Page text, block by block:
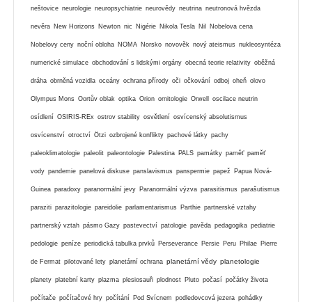
neštovice neurologie neuropsychiatrie neurovědy neutrina neutronová hvězda
nevěra New Horizons Newton nic Nigérie Nikola Tesla Nil Nobelova cena
Nobelovy ceny noční obloha NOMA Norsko novověk nový ateismus nukleosyntéza
numerické simulace obchodování s lidskými orgány obecná teorie relativity oběžná
dráha obrněná vozidla oceány ochrana přírody oči očkování odboj oheň olovo
Olympus Mons Oortův oblak optika Orion ornitologie Orwell oscilace neutrin
osídlení OSIRIS-REx ostrov stability osvětlení osvícenský absolutismus
osvícenství otroctví Ötzi ozbrojené konflikty pachové látky pachy
paleoklimatologie paleolit paleontologie Palestina PALS památky paměť paměť
vody pandemie panelová diskuse panslavismus panspermie papež Papua Nová-
Guinea paradoxy paranormální jevy Paranormální výzva parasitismus parašutismus
paraziti parazitologie pareidolie parlamentarismus Parthie partnerské vztahy
partnerský vztah pásmo Gazy pastevectví patologie pavěda pedagogika pediatrie
pedologie peníze periodická tabulka prvků Perseverance Persie Peru Philae Pierre
de Fermat pilotované lety planetární ochrana planetární vědy planetologie
planety platební karty plazma plesiosauři plodnost Pluto počasí počátky života
počítače počítačové hry počítání Pod Svícnem podledovcová jezera pohádky